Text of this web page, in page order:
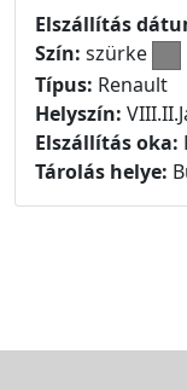
Elszállítás
Szín: szürke
Típus: Renault
Helyszín:
Elszállítás oka:
Tárolás helye: